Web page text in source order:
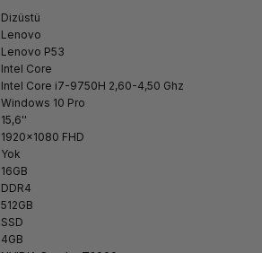
Dizüstü
Lenovo
Lenovo P53
Intel Core
Intel Core i7-9750H 2,60-4,50 Ghz
Windows 10 Pro
15,6''
1920x1080 FHD
Yok
16GB
DDR4
512GB
SSD
4GB